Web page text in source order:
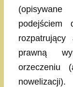
prawną
orzeczeniu
nowelizacji).